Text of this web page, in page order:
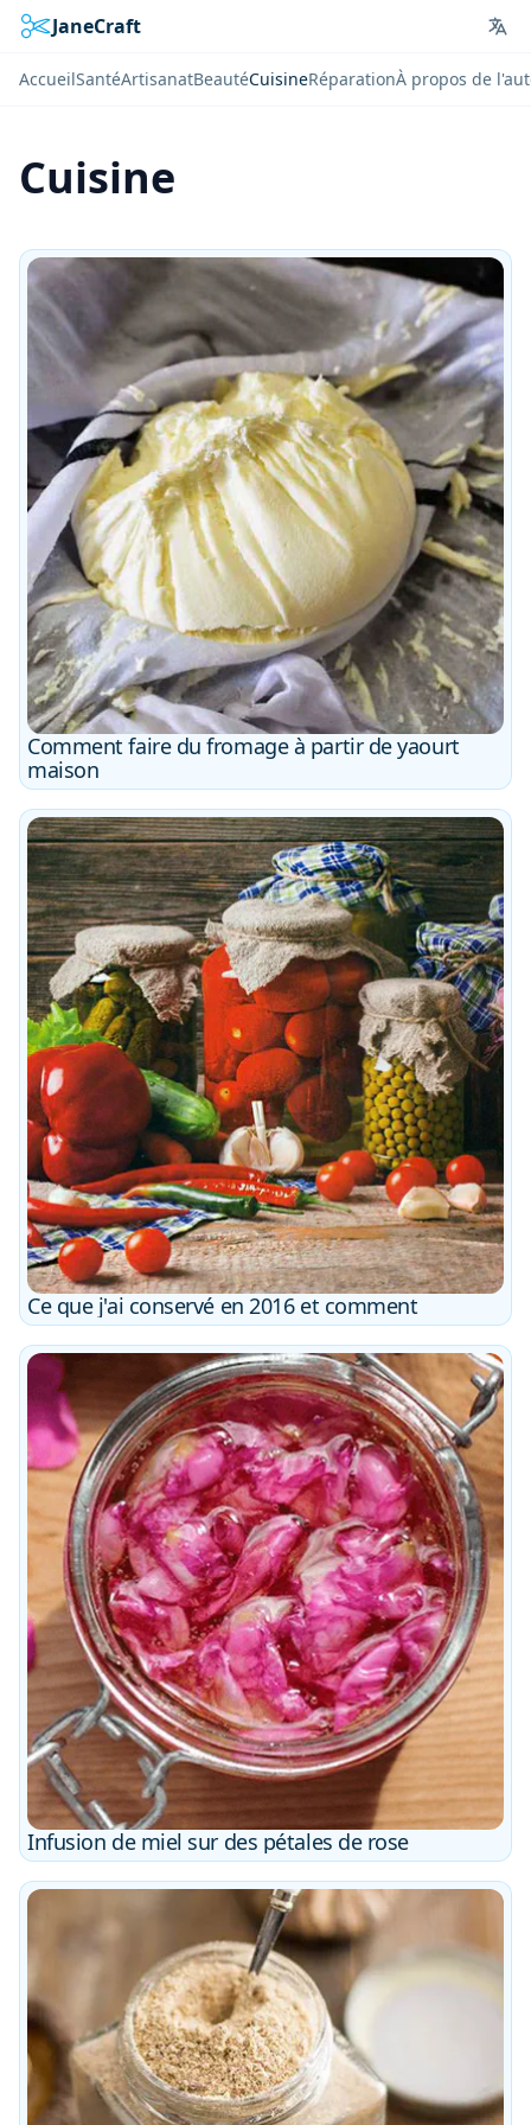
JaneCraft
AccueilSantéArtisanatBeautéCuisineRéparationÀ propos de
Cuisine
Comment faire du fromage à partir de yaourt
maison
Ce que j'ai conservé en 2016 et comment
Infusion de miel sur des pétales de rose